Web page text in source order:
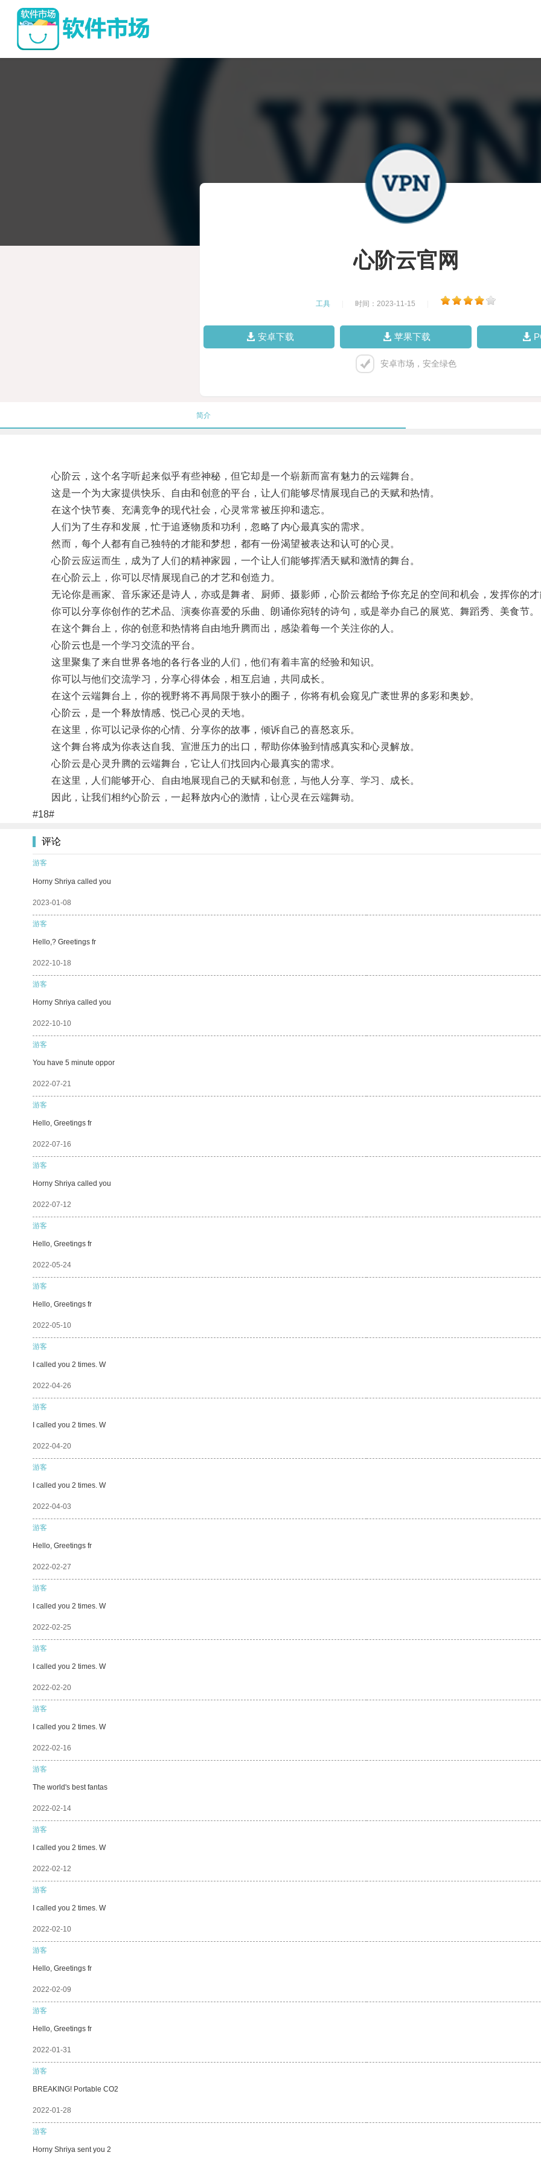
心阶云官网
工具 时间：2023-11-15
安卓下载 苹果下载
安卓市场，安全绿色
简介
心阶云，这个名字听起来似乎有些神秘，但它却是一个崭新而富有魅力的云端舞台。
这是一个为大家提供快乐、自由和创意的平台，让人们能够尽情展现自己的天赋和热情。
在这个快节奏、充满竞争的现代社会，心灵常常被压抑和遗忘。
人们为了生存和发展，忙于追逐物质和功利，忽略了内心最真实的需求。
然而，每个人都有自己独特的才能和梦想，都有一份渴望被表达和认可的心灵。
心阶云应运而生，成为了人们的精神家园，一个让人们能够挥洒天赋和激情的舞台。
在心阶云上，你可以尽情展现自己的才艺和创造力。
无论你是画家、音乐家还是诗人，亦或是舞者、厨师、摄影师，心阶云都给予你充足的空间和机会，发挥你的
你可以分享你创作的艺术品、演奏你喜爱的乐曲、朗诵你宛转的诗句，或是举办自己的展览、舞蹈秀、美食节。
在这个舞台上，你的创意和热情将自由地升腾而出，感染着每一个关注你的人。
心阶云也是一个学习交流的平台。
这里聚集了来自世界各地的各行各业的人们，他们有着丰富的经验和知识。
你可以与他们交流学习，分享心得体会，相互启迪，共同成长。
在这个云端舞台上，你的视野将不再局限于狭小的圈子，你将有机会窥见广袤世界的多彩和奥妙。
心阶云，是一个释放情感、悦己心灵的天地。
在这里，你可以记录你的心情、分享你的故事，倾诉自己的喜怒哀乐。
这个舞台将成为你表达自我、宣泄压力的出口，帮助你体验到情感真实和心灵解放。
心阶云是心灵升腾的云端舞台，它让人们找回内心最真实的需求。
在这里，人们能够开心、自由地展现自己的天赋和创意，与他人分享、学习、成长。
因此，让我们相约心阶云，一起释放内心的激情，让心灵在云端舞动。
#18#
评论
游客
Horny Shriya called you
2023-01-08
游客
Hello,? Greetings fr
2022-10-18
游客
Horny Shriya called you
2022-10-10
游客
You have 5 minute oppor
2022-07-21
游客
Hello, Greetings fr
2022-07-16
游客
Horny Shriya called you
2022-07-12
游客
Hello, Greetings fr
2022-05-24
游客
Hello, Greetings fr
2022-05-10
游客
I called you 2 times. W
2022-04-26
游客
I called you 2 times. W
2022-04-20
游客
I called you 2 times. W
2022-04-03
游客
Hello, Greetings fr
2022-02-27
游客
I called you 2 times. W
2022-02-25
游客
I called you 2 times. W
2022-02-20
游客
I called you 2 times. W
2022-02-16
游客
The world's best fantas
2022-02-14
游客
I called you 2 times. W
2022-02-12
游客
I called you 2 times. W
2022-02-10
游客
Hello, Greetings fr
2022-02-09
游客
Hello, Greetings fr
2022-01-31
游客
BREAKING! Portable CO2
2022-01-28
游客
Horny Shriya sent you 2